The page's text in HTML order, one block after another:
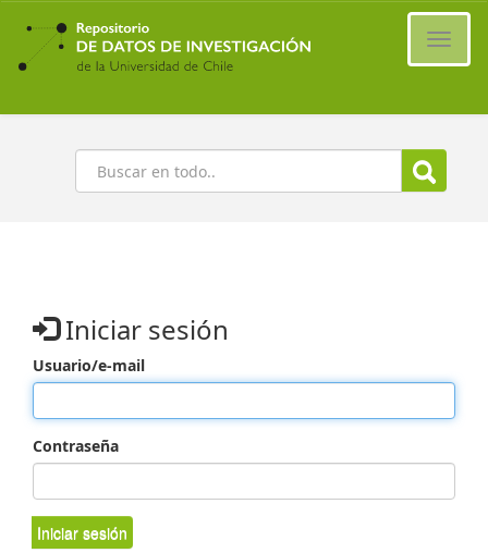
Ir
contenido
principal
Buscar
Iniciar sesión
Usuario/e-mail
Contraseña
Iniciar sesión